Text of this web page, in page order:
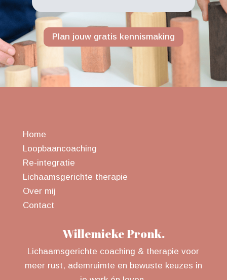
Plan jouw gratis kennismaking
Home
Loopbaancoaching
Re-integratie
Lichaamsgerichte therapie
Over mij
Contact
Willemieke Pronk.
Lichaamsgerichte coaching & therapie voor
meer rust, ademruimte en bewuste keuzes in